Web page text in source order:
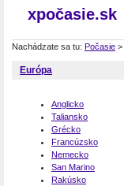
xpočasie.sk
Nachádzate sa tu: Počasie >
Európa
Anglicko
Taliansko
Grécko
Francúzsko
Nemecko
San Marino
Rakúsko